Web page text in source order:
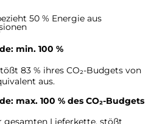
50 % Energie aus
min. 100 %
83 % ihres CO₂-Budgets von
aus.
max. 100 % des CO₂-Budgets
gesamten Lieferkette, stößt